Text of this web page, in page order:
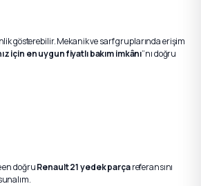
gösterebilir. Mekanik ve sarf gruplarında erişim
için en uygun fiyatlı bakım imkânı”nı doğru
en doğruRenault 21 yedek parçareferansını